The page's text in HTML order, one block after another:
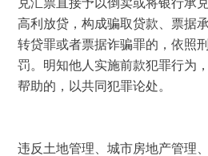
兑汇票直接予以倒卖或将银行承
高利放贷，构成骗取贷款、票据
转贷罪或者票据诈骗罪的，依照
罚。明知他人实施前款犯罪行为
帮助的，以共同犯罪论处。
违反土地管理、城市房地产管理